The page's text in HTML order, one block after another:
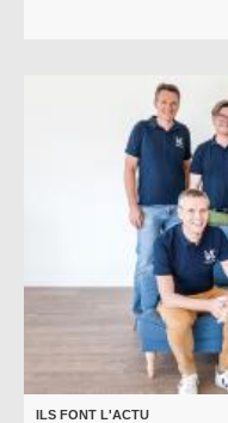
ILS FONT L'ACTU